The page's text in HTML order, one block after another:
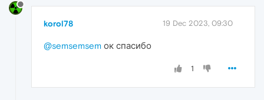
korol78 19 Dec 2023, 09:30
@semsemsem ок спасибо
1